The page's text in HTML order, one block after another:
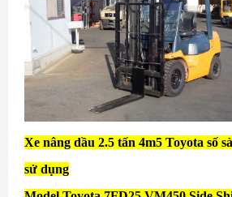
Xe nâng dầu 2.5 tấn 4m5 Toyota số
sử dụng